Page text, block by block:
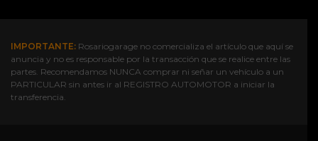
IMPORTANTE: Rosariogarage no comercializa el artículo que aquí se
anuncia y no es responsable por la transacción que se realice entre las
partes. Recomendamos NUNCA comprar ni señar un vehículo a un
PARTICULAR sin antes ir al REGISTRO AUTOMOTOR a iniciar la
transferencia.